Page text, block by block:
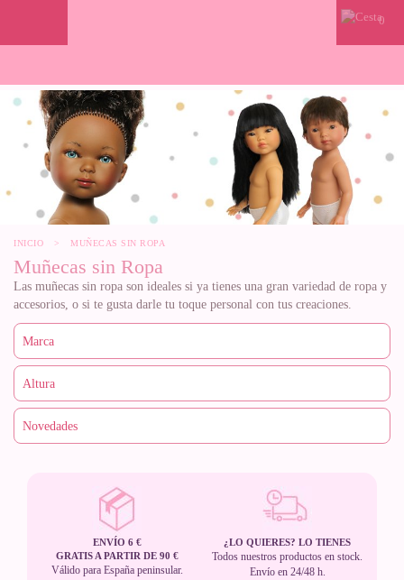
0
INICIO > MUÑECAS SIN ROPA
Muñecas sin Ropa
Las muñecas sin ropa son ideales si ya tienes una gran variedad de ropa y
accesorios, o si te gusta darle tu toque personal con tus creaciones.
ENVÍO 6 €
GRATIS A PARTIR DE 90 €
Válido para España peninsular.
¿LO QUIERES? LO TIENES
Todos nuestros productos en stock.
Envío en 24/48 h.